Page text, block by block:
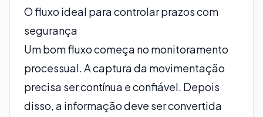
O fluxo ideal para controlar prazos com
segurança
Um bom fluxo começa no monitoramento
processual. A captura da movimentação
precisa ser contínua e confiável. Depois
disso, a informação deve ser convertida